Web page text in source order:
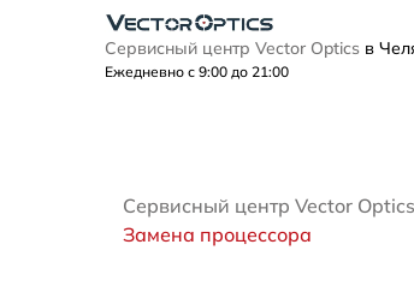
Сервисный центр Vector Optics в
Ежедневно с 9:00 до 21:00
Сервисный центр Vector Optics
Замена процессора